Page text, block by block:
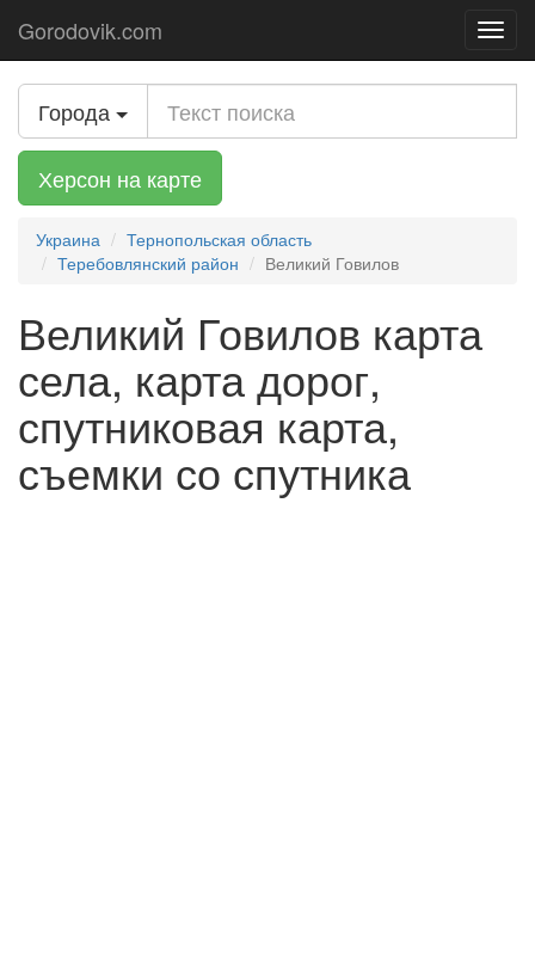
Gorodovik.com
Города
Херсон на карте
Украина
Тернопольская область
Теребовлянский район
Великий Говилов
Великий Говилов карта
села, карта дорог,
спутниковая карта,
съемки со спутника